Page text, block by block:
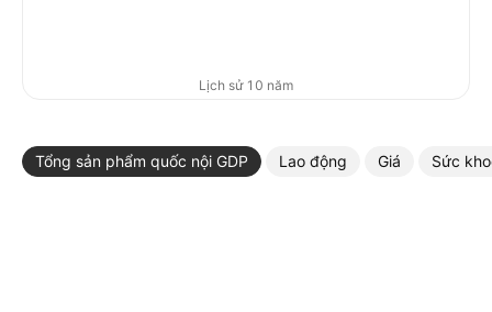
Lịch sử 10 năm
Tổng sản phẩm quốc nội GDP Lao động Giá Sức
More